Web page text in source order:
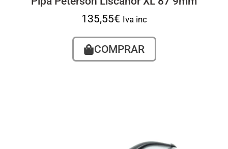
135,55€ Iva inc
COMPRAR